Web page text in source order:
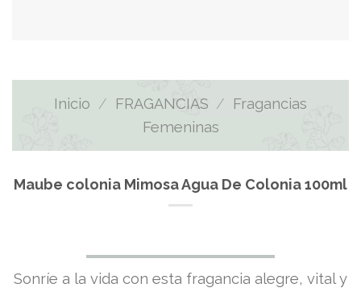
Inicio / FRAGANCIAS /
Fragancias
Femeninas
Maube colonia Mimosa Agua De Colonia 100ml
Sonríe a la vida con esta fragancia alegre, vital y